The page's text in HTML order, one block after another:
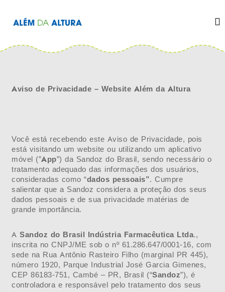
r
é
a
A
r
a
Aviso de Privacidade – Website Além da Altura
Você está recebendo este Aviso de Privacidade, pois
está visitando um website ou utilizando um aplicativo
móvel (”App”) da Sandoz do Brasil, sendo necessário o
tratamento adequado das informações dos usuários,
consideradas como “dados pessoais”. Cumpre
salientar que a Sandoz considera a proteção dos seus
dados pessoais e de sua privacidade matérias de
grande importância.
ASandoz do Brasil Indústria Farmacêutica Ltda.,
inscrita no CNPJ/ME sob o nº 61.286.647/0001-16, com
sede na Rua Antônio Rasteiro Filho (marginal PR 445),
número 1920, Parque Industrial José Garcia Gimenes,
CEP 86183-751, Cambé – PR, Brasil (“Sandoz”), é
controladora e responsável pelo tratamento dos seus